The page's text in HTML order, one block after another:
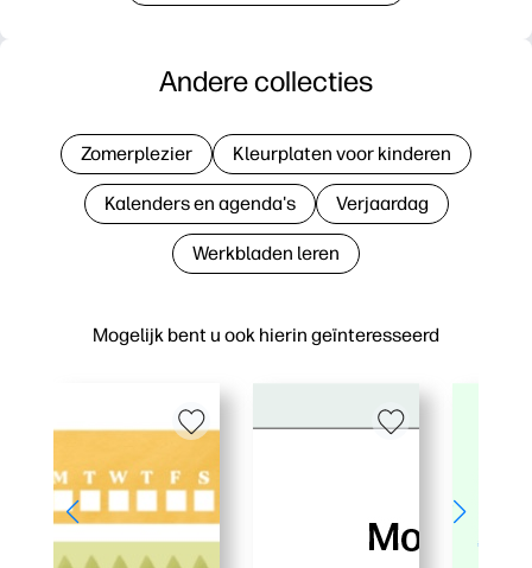
Mogelijk bent u ook hierin geïnteresseerd
Andere collecties
Zomerplezier Kleurplaten voor kinderen
Kalenders en agenda's Verjaardag
Werkbladen leren